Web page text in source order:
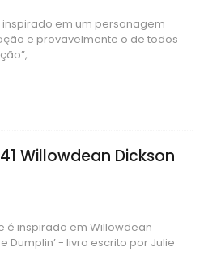
inspirado em um personagem
e provavelmente o de todos
Willowdean Dickson
é inspirado em Willowdean
Dumplin’ - livro escrito por Julie